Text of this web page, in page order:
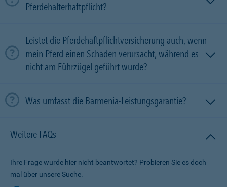
Pferdehalterhaftpflicht?
Leistet die Pferdehaftpflichtversicherung auch, wenn
mein Pferd einen Schaden verursacht, während es
nicht am Führzügel geführt wurde?
Was umfasst die Barmenia-Leistungsgarantie?
Weitere FAQs
Ihre Frage wurde hier nicht beantwortet? Probieren Sie es doch
mal über unsere Suche.